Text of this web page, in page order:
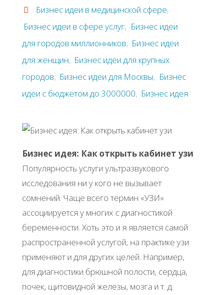
Бизнес идеи в медицинской сфере,
Бизнес идеи в сфере услуг, Бизнес идеи
для городов миллионников, Бизнес идеи
для женщин, Бизнес идеи для крупных
городов, Бизнес идеи для Москвы, Бизнес
идеи с бюджетом до 3000000, Бизнес идея
Бизнес идея: Как открыть кабинет узи
Популярность услуги ультразвукового
исследования ни у кого не вызывает
сомнений. Чаще всего термин «УЗИ»
ассоциируется у многих с диагностикой
беременности. Хоть это и я является самой
распространенной услугой, на практике узи
применяют и для других целей. Например,
для диагностики брюшной полости, сердца,
почек, щитовидной железы, мозга и т. д.